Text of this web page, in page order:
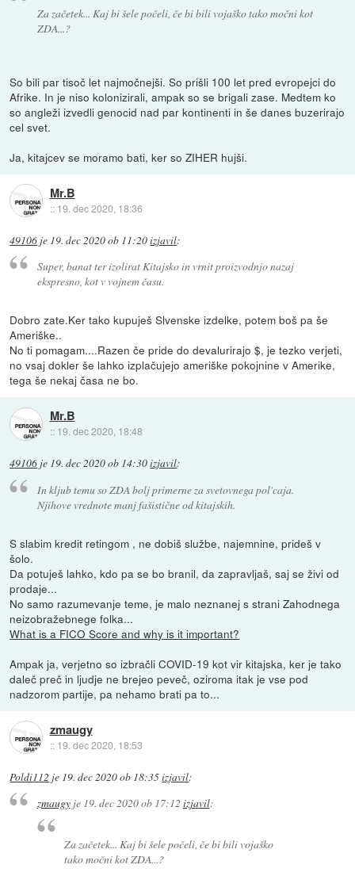
Za začetek... Kaj bi šele počeli, če bi bili vojaško tako močni kot
ZDA...?
So bili par tisoč let najmočnejši. So prišli 100 let pred evropejci do
Afrike. In je niso kolonizirali, ampak so se brigali zase. Medtem ko
so angleži izvedli genocid nad par kontinenti in še danes buzerirajo
cel svet.
Ja, kitajcev se moramo bati, ker so ZIHER hujši.
Mr.B
:: 19. dec 2020, 18:36
49106 je 19. dec 2020 ob 11:20izjavil:
Super, banat ter izolirat Kitajsko in vrnit proizvodnjo nazaj
ekspresno, kot v vojnem času.
Dobro zate.Ker tako kupuješ Slvenske izdelke, potem boš pa še
Ameriške..
No ti pomagam....Razen če pride do devalurirajo $, je tezko verjeti,
no vsaj dokler še lahko izplačujejo ameriške pokojnine v Amerike,
tega še nekaj časa ne bo.
Mr.B
:: 19. dec 2020, 18:48
49106 je 19. dec 2020 ob 14:30izjavil:
In kljub temu so ZDA bolj primerne za svetovnega pol'caja.
Njihove vrednote manj fašistične od kitajskih.
S slabim kredit retingom , ne dobiš službe, najemnine, prideš v
šolo.
Da potuješ lahko, kdo pa se bo branil, da zapravljaš, saj se živi od
prodaje...
No samo razumevanje teme, je malo neznanej s strani Zahodnega
neizobražebnege folka...
What is a FICO Score and why is it important?
Ampak ja, verjetno so izbračli COVID-19 kot vir kitajska, ker je tako
daleč preč in ljudje ne brejeo peveč, oziroma itak je vse pod
nadzorom partije, pa nehamo brati pa to...
zmaugy
:: 19. dec 2020, 18:53
Poldi112 je 19. dec 2020 ob 18:35izjavil:
zmaugyje 19. dec 2020 ob 17:12 izjavil:
Za začetek... Kaj bi šele počeli, če bi bili vojaško
tako močni kot ZDA...?